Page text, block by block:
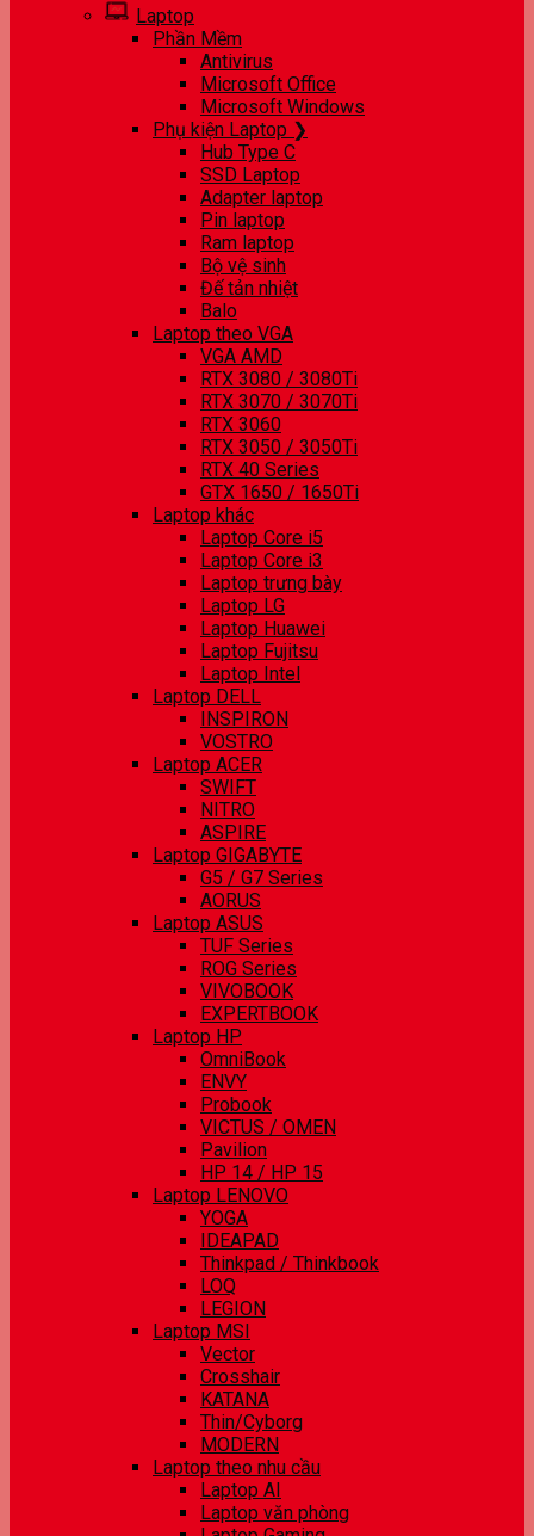
Laptop
Phần Mềm
Antivirus
Microsoft Office
Microsoft Windows
Phụ kiện Laptop ❯
Hub Type C
SSD Laptop
Adapter laptop
Pin laptop
Ram laptop
Bộ vệ sinh
Đế tản nhiệt
Balo
Laptop theo VGA
VGA AMD
RTX 3080 / 3080Ti
RTX 3070 / 3070Ti
RTX 3060
RTX 3050 / 3050Ti
RTX 40 Series
GTX 1650 / 1650Ti
Laptop khác
Laptop Core i5
Laptop Core i3
Laptop trưng bày
Laptop LG
Laptop Huawei
Laptop Fujitsu
Laptop Intel
Laptop DELL
INSPIRON
VOSTRO
Laptop ACER
SWIFT
NITRO
ASPIRE
Laptop GIGABYTE
G5 / G7 Series
AORUS
Laptop ASUS
TUF Series
ROG Series
VIVOBOOK
EXPERTBOOK
Laptop HP
OmniBook
ENVY
Probook
VICTUS / OMEN
Pavilion
HP 14 / HP 15
Laptop LENOVO
YOGA
IDEAPAD
Thinkpad / Thinkbook
LOQ
LEGION
Laptop MSI
Vector
Crosshair
KATANA
Thin/Cyborg
MODERN
Laptop theo nhu cầu
Laptop AI
Laptop văn phòng